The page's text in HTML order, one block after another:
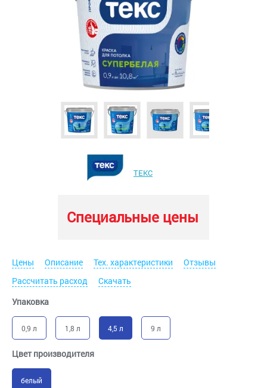
ТЕКС
Специальные цены
Цены Описание Тех. характеристики
Отзывы
Рассчитать расход
Скачать
Упаковка
0,9 л 1,8 л 4,5 л 9 л
Цвет производителя
белый